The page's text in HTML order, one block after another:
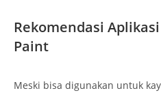
Rekomendasi
Paint
Meski bisa digunakan untuk